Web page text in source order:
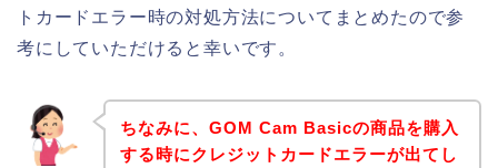
トカードエラー時の対処方法についてまとめたので参
考にしていただけると幸いです。
ちなみに、GOM Cam Basicの商品を購入
する時にクレジットカードエラーが出てし